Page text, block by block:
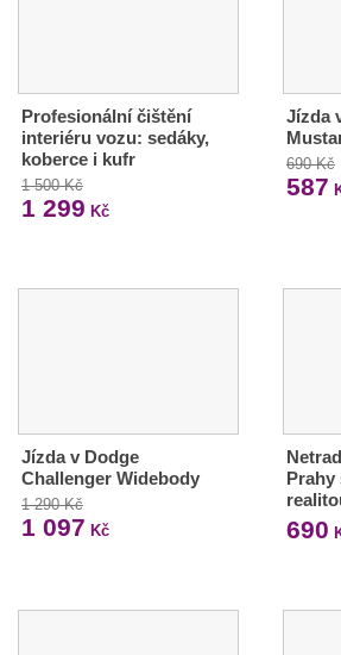
Profesionální čištění
interiéru vozu: sedáky,
koberce i kufr
1 500 Kč
1 299 Kč
Jízda
690 Kč
587
Jízda v Dodge
Challenger Widebody
1 290 Kč
1 097 Kč
Prahy
690